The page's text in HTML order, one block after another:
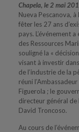
Chapela, le 2 mai
Nueva Pescanova,
fêter les 27 ans
pays. L’événement
des Ressources
souligné la «
visant à investir
de l’industrie de la
réuni
Figuerola ; le
directeur général de
David Troncoso.
Au cours de